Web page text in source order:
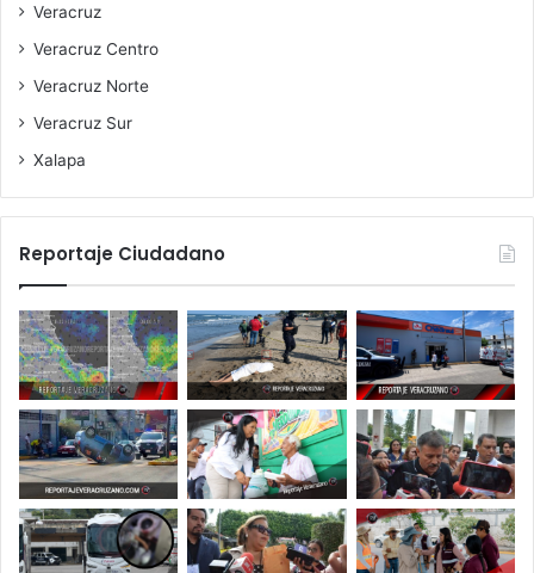
Veracruz
Veracruz Centro
Veracruz Norte
Veracruz Sur
Xalapa
Reportaje Ciudadano